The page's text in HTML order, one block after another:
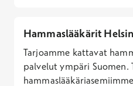
Hammaslääkärit
Tarjoamme kattavat
palvelut ympäri Suomen.